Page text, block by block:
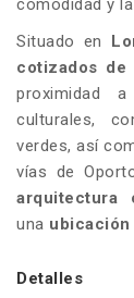
comodidad y
Situado en
cotizados de
proximidad a
culturales,
verdes, así
vías de
arquitectura
una
Detalles